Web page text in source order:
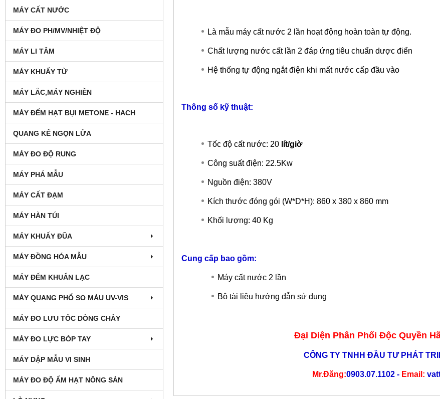
MÁY CẤT NƯỚC
MÁY ĐO PH/MV/NHIỆT ĐỘ
MÁY LI TÂM
MÁY KHUẤY TỪ
MÁY LẮC,MÁY NGHIỀN
MÁY ĐẾM HẠT BỤI METONE - HACH
QUANG KẾ NGỌN LỬA
MÁY ĐO ĐỘ RUNG
MÁY PHÁ MẪU
MÁY CẤT ĐẠM
MÁY HÀN TÚI
MÁY KHUẤY ĐŨA
MÁY ĐỒNG HÓA MẪU
MÁY ĐẾM KHUẨN LẠC
MÁY QUANG PHỔ SO MÀU UV-VIS
MÁY ĐO LƯU TỐC DÒNG CHẢY
MÁY ĐO LỰC BÓP TAY
MÁY DẬP MẪU VI SINH
MÁY ĐO ĐỘ ẨM HẠT NÔNG SẢN
Là mẫu máy cất nước 2 lần hoạt động hoàn toàn tự động.
Chất lượng nước cất lần 2 đáp ứng tiêu chuẩn dược điển
Hệ thống tự động ngắt điện khi mất nước cấp đầu vào
Thông số kỹ thuật:
Tốc độ cất nước: 20 lít/giờ
Công suất điện: 22.5Kw
Nguồn điện: 380V
Kích thước đóng gói (W*D*H): 860 x 380 x 860 mm
Khối lượng: 40 Kg
Cung cấp bao gồm:
Máy cất nước 2 lần
Bộ tài liệu hướng dẫn sử dụng
Đại Diện Phân Phối Độc Quyền
CÔNG TY TNHH ĐẦU TƯ PHÁT
Mr.Đăng:0903.07.1102 - Email: